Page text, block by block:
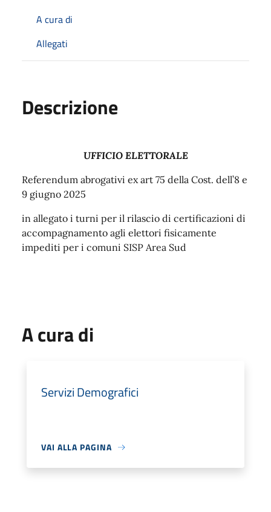
A cura di
Allegati
Descrizione
UFFICIO ELETTORALE
Referendum abrogativi ex art 75 della Cost. dell’8 e
9 giugno 2025
in allegato i turni per il rilascio di certificazioni di
accompagnamento agli elettori fisicamente
impediti per i comuni SISP Area Sud
A cura di
Servizi Demografici
VAI ALLA PAGINA